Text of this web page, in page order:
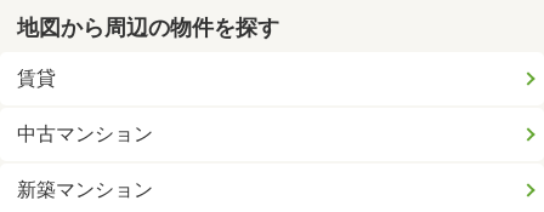
地図から周辺の物件を探す
賃貸
中古マンション
新築マンション